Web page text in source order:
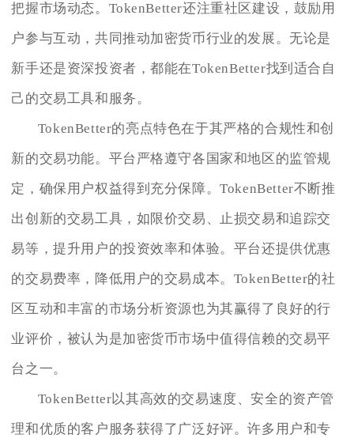
把握市场动态。TokenBetter还注重社区建设，鼓励用
户参与互动，共同推动加密货币行业的发展。无论是
新手还是资深投资者，都能在TokenBetter找到适合自
己的交易工具和服务。
TokenBetter的亮点特色在于其严格的合规性和创
新的交易功能。平台严格遵守各国家和地区的监管规
定，确保用户权益得到充分保障。TokenBetter不断推
出创新的交易工具，如限价交易、止损交易和追踪交
易等，提升用户的投资效率和体验。平台还提供优惠
的交易费率，降低用户的交易成本。TokenBetter的社
区互动和丰富的市场分析资源也为其赢得了良好的行
业评价，被认为是加密货币市场中值得信赖的交易平
台之一。
TokenBetter以其高效的交易速度、安全的资产管
理和优质的客户服务获得了广泛好评。许多用户和专